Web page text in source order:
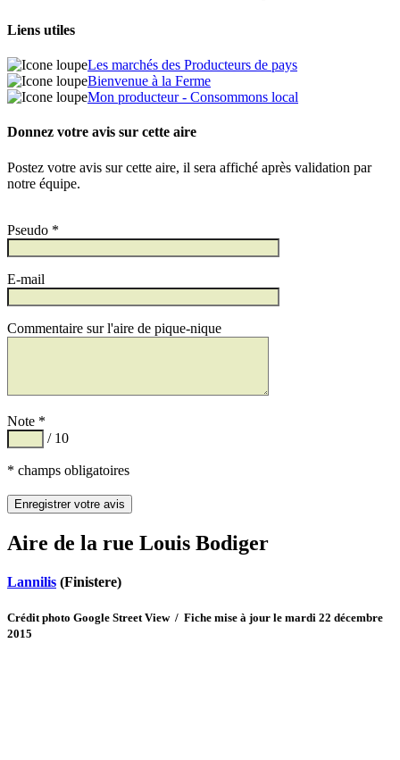
Liens utiles
Les marchés des Producteurs de pays
Bienvenue à la Ferme
Mon producteur - Consommons local
Donnez votre avis sur cette aire
Postez votre avis sur cette aire, il sera affiché après validation par
notre équipe.
Pseudo *
E-mail
Commentaire sur l'aire de pique-nique
Note *
/ 10
* champs obligatoires
Aire de la rue Louis Bodiger
Lannilis (Finistere)
Crédit photo Google Street View / Fiche mise à jour le mardi 22 décembre
2015